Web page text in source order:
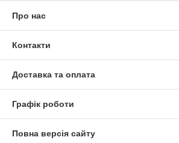
Про нас
Контакти
Доставка та оплата
Графік роботи
Повна версія сайту